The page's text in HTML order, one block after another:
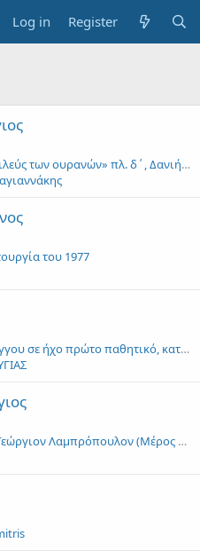
Log in Register
Πρόβα - Δογματικό «Ο Βασιλεύς των ουρανών» πλ. δ΄, Δανιήλ πρωτ. - Γεώργιος Λεμονόπουλος
του 1977
Τρισάγιον και δύναμις Πρίγγου σε ήχο πρώτο παθητικό, κατ' εκτέλεσιν Μανώλη Χατζημάρκου.
Προσωπικό αφιέρωμα εις Γεώργιον Λαμπρόπουλον (Μέρος Α΄), υπό Γεωργίου Δαρλάση